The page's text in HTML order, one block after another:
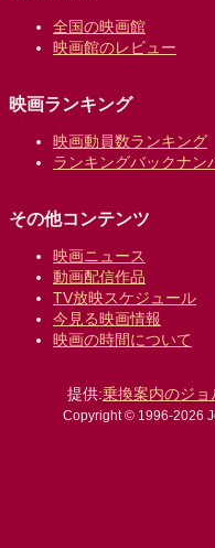
全国の映画館
映画館のレビュー
映画ランキング
映画動員数ランキング
ランキングバックナン
その他コンテンツ
映画ニュース
動画配信作品
TV放映スケジュール
今見る映画情報
映画の時間について
提供:乗換案内のジョ
Copyright © 1996-2026